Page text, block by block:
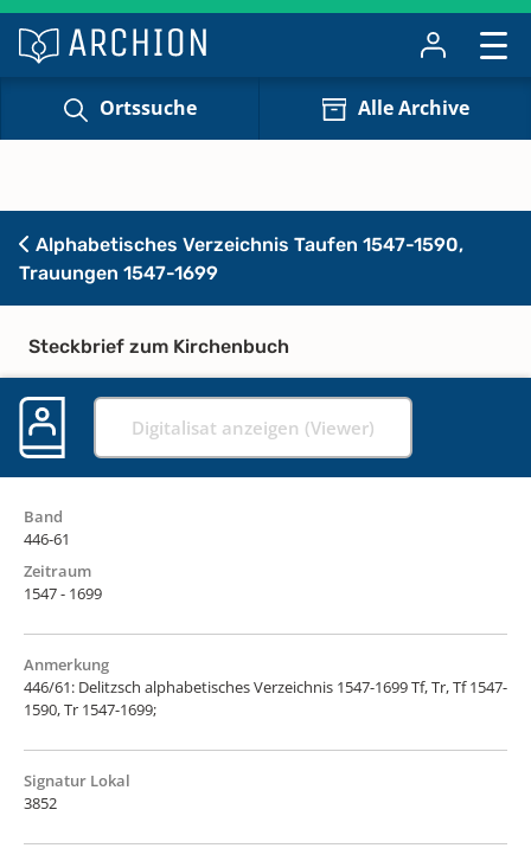
Ortssuche Alle Archive
Alphabetisches Verzeichnis Taufen 1547-1590,
Trauungen 1547-1699
Steckbrief zum Kirchenbuch
Digitalisat anzeigen (Viewer)
Band
446-61
Zeitraum
1547 - 1699
Anmerkung
446/61: Delitzsch alphabetisches Verzeichnis 1547-1699 Tf, Tr, Tf 1547-
1590, Tr 1547-1699;
Signatur Lokal
3852